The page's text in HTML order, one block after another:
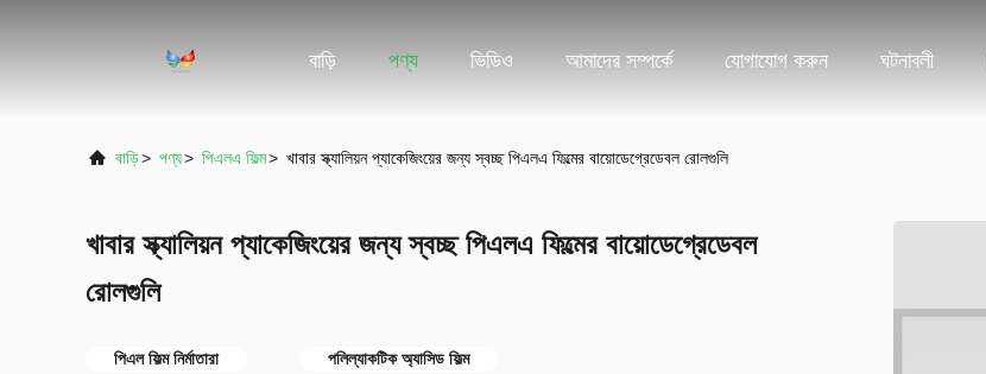
বাড়ি পণ্য ভিডিও আমাদের সম্পর্কে যোগাযোগ করুন ঘটনাবলী
বাড়ি> পণ্য> পিএলএ ফিল্ম> খাবার স্ক্যালিয়ন প্যাকেজিংয়ের জন্য স্বচ্ছ পিএলএ ফিল্মের বায়োডেগ্রেডেবল রোলগুলি
খাবার স্ক্যালিয়ন প্যাকেজিংয়ের জন্য স্বচ্ছ পিএলএ ফিল্মের বায়োডেগ্রেডেবল
রোলগুলি
পিএল ফিল্ম নির্মাতারা পলিল্যাকটিক অ্যাসিড ফিল্ম